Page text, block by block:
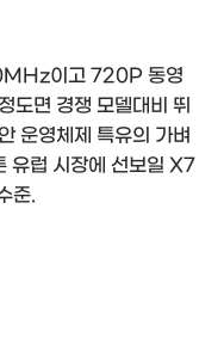
이고 720P 동영
도면 경쟁 모델대비 뛰
운영체제 특유의 가벼
유럽 시장에 선보일 X7
준.